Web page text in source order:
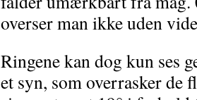
overser man ikke uden
Ringene kan dog kun ses
et syn, som overrasker